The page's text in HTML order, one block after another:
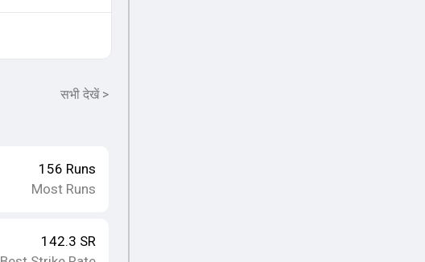
सभी देखें>
156 Runs
Most Runs
142.3 SR